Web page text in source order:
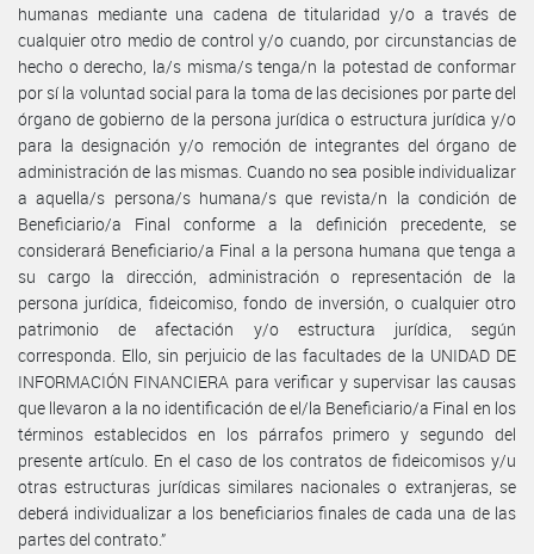
humanas mediante una cadena de titularidad y/o a través de
cualquier otro medio de control y/o cuando, por circunstancias de
hecho o derecho, la/s misma/s tenga/n la potestad de conformar
por sí la voluntad social para la toma de las decisiones por parte del
órgano de gobierno de la persona jurídica o estructura jurídica y/o
para la designación y/o remoción de integrantes del órgano de
administración de las mismas. Cuando no sea posible individualizar
a aquella/s persona/s humana/s que revista/n la condición de
Beneficiario/a Final conforme a la definición precedente, se
considerará Beneficiario/a Final a la persona humana que tenga a
su cargo la dirección, administración o representación de la
persona jurídica, fideicomiso, fondo de inversión, o cualquier otro
patrimonio de afectación y/o estructura jurídica, según
corresponda. Ello, sin perjuicio de las facultades de la UNIDAD DE
INFORMACIÓN FINANCIERA para verificar y supervisar las causas
que llevaron a la no identificación de el/la Beneficiario/a Final en los
términos establecidos en los párrafos primero y segundo del
presente artículo. En el caso de los contratos de fideicomisos y/u
otras estructuras jurídicas similares nacionales o extranjeras, se
deberá individualizar a los beneficiarios finales de cada una de las
partes del contrato.”